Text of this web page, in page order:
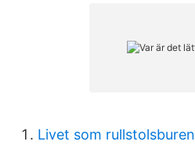
Livet som rullstolsburen